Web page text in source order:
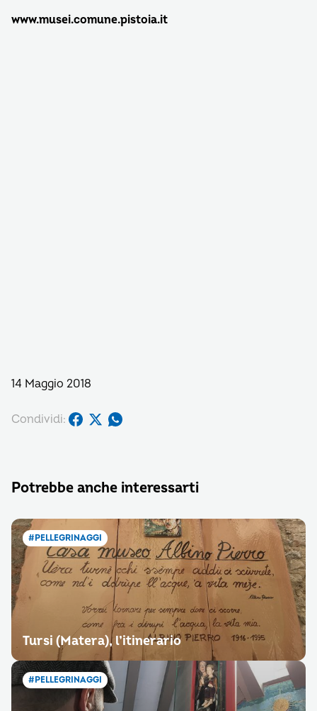
www.musei.comune.pistoia.it
14 Maggio 2018
Condividi:
Potrebbe anche interessarti
#PELLEGRINAGGI
Tursi (Matera), l’itinerario
#PELLEGRINAGGI